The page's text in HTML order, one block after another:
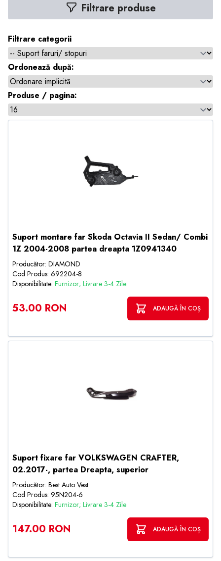
Filtrare produse
Filtrare categorii
Ordonează după:
Produse / pagina:
Suport montare far Skoda Octavia II Sedan/ Combi
1Z 2004-2008 partea dreapta 1Z0941340
Producător: DIAMOND
Cod Produs: 692204-8
Disponibilitate: Furnizor; Livrare 3-4 Zile
53.00 RON ADAUGĂ ÎN COȘ
Suport fixare far VOLKSWAGEN CRAFTER,
02.2017-, partea Dreapta, superior
Producător: Best Auto Vest
Cod Produs: 95N204-6
Disponibilitate: Furnizor; Livrare 3-4 Zile
147.00 RON ADAUGĂ ÎN COȘ